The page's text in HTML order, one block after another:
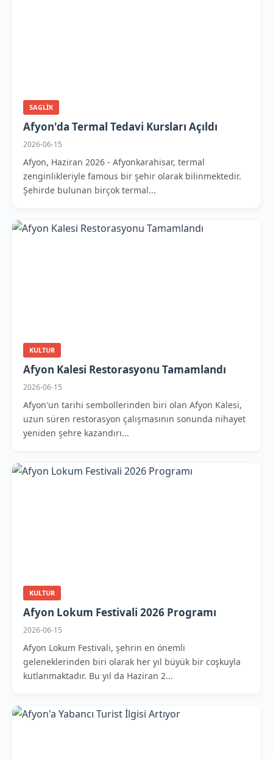
SAGLIK
Afyon'da Termal Tedavi Kursları Açıldı
2026-06-15
Afyon, Haziran 2026 - Afyonkarahisar, termal
zenginlikleriyle famous bir şehir olarak bilinmektedir.
Şehirde bulunan birçok termal...
KULTUR
Afyon Kalesi Restorasyonu Tamamlandı
2026-06-15
Afyon'un tarihi sembollerinden biri olan Afyon Kalesi,
uzun süren restorasyon çalışmasının sonunda nihayet
yeniden şehre kazandırı...
KULTUR
Afyon Lokum Festivali 2026 Programı
2026-06-15
Afyon Lokum Festivali, şehrin en önemli
geleneklerinden biri olarak her yıl büyük bir coşkuyla
kutlanmaktadır. Bu yıl da Haziran 2...